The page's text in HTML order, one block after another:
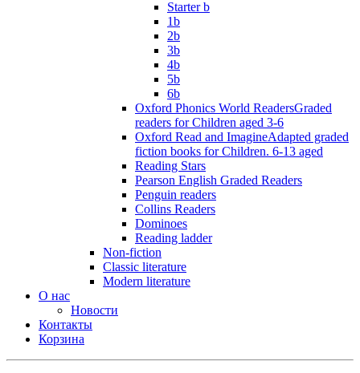
Starter b
1b
2b
3b
4b
5b
6b
Oxford Phonics World ReadersGraded
readers for Children aged 3-6
Oxford Read and ImagineAdapted graded
fiction books for Children. 6-13 aged
Reading Stars
Pearson English Graded Readers
Penguin readers
Collins Readers
Dominoes
Reading ladder
Non-fiction
Classic literature
Modern literature
О нас
Новости
Контакты
Корзина